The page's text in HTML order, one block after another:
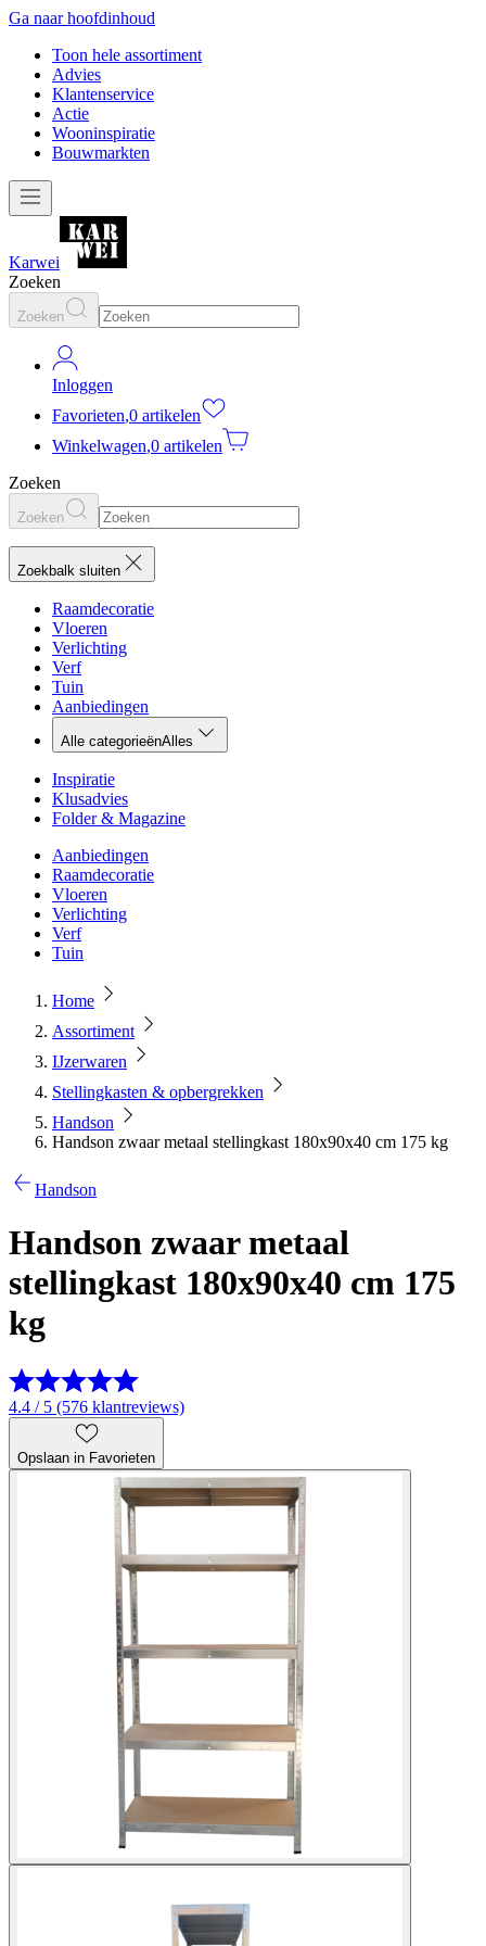
Ga naar hoofdinhoud
Toon hele assortiment
Advies
Klantenservice
Actie
Wooninspiratie
Bouwmarkten
Karwei
Zoeken
Zoeken
Inloggen
Favorieten,0 artikelen
Winkelwagen,0 artikelen
Zoeken
Zoeken
Zoekbalk sluiten
Raamdecoratie
Vloeren
Verlichting
Verf
Tuin
Aanbiedingen
Alle categorieënAlles
Inspiratie
Klusadvies
Folder & Magazine
Aanbiedingen
Raamdecoratie
Vloeren
Verlichting
Verf
Tuin
Home
Assortiment
IJzerwaren
Stellingkasten & opbergrekken
Handson
Handson zwaar metaal stellingkast 180x90x40 cm 175 kg
Handson
Handson zwaar metaal
stellingkast 180x90x40 cm 175
kg
4.4 / 5 (576 klantreviews)
Opslaan in Favorieten